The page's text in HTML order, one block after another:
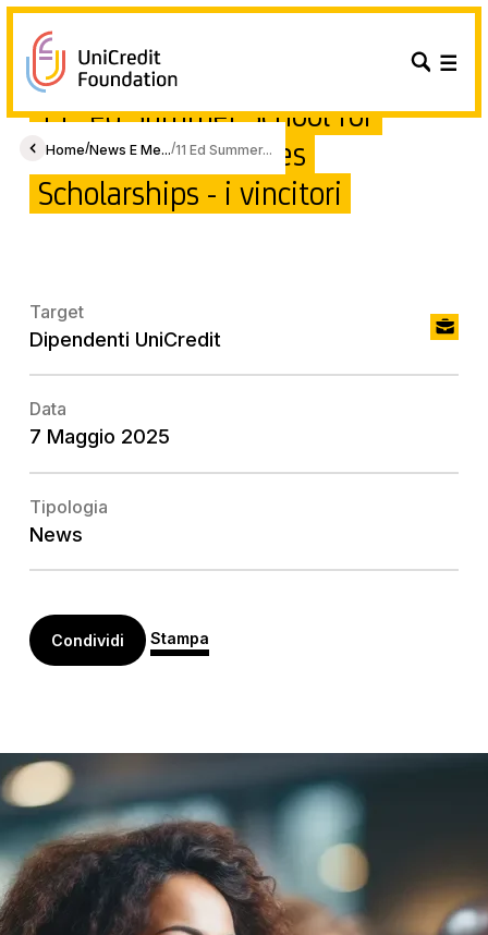
Home/News E Me.../11 Ed Summer...
11° ed Summer School for
UniCredit Employees
Scholarships - i vincitori
Target
Dipendenti UniCredit
Data
7 Maggio 2025
Tipologia
News
Condividi Stampa